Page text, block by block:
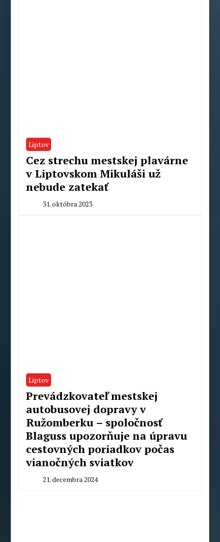
Liptov
Cez strechu mestskej plavárne
v Liptovskom Mikuláši už
nebude zatekať
31. októbra 2023
Liptov
Prevádzkovateľ mestskej
autobusovej dopravy v
Ružomberku – spoločnosť
Blaguss upozorňuje na úpravu
cestovných poriadkov počas
vianočných sviatkov
21. decembra 2024